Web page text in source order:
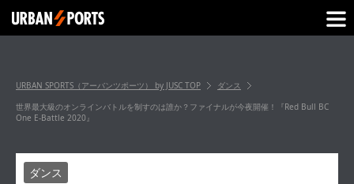
URBAN SPORTS（アーバンツポーツ） by JUSC TOP
ダンス
世界最大級のオンラインバトルを制すのは誰か？ファイナルが今夜開催！『Red Bull BC
One E-Battle 2020』
ダンス